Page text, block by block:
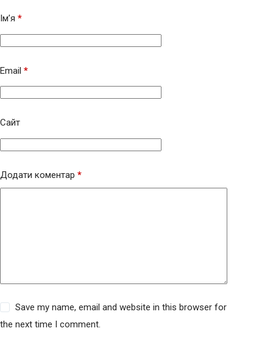
Ім’я *
Email *
Сайт
Додати коментар *
Save my name, email and website in this browser for
the next time I comment.